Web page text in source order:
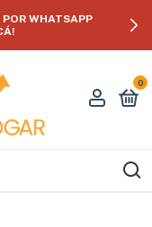
WHATSAPP
0